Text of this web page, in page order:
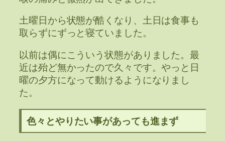
土曜日から状態が酷くなり、土日は食事も
取らずにずっと寝ていました。
以前は偶にこういう状態がありました。最
近は殆ど無かったので久々です。やっと日
曜の夕方になって動けるようになりまし
た。
色々とやりたい事があっても進まず